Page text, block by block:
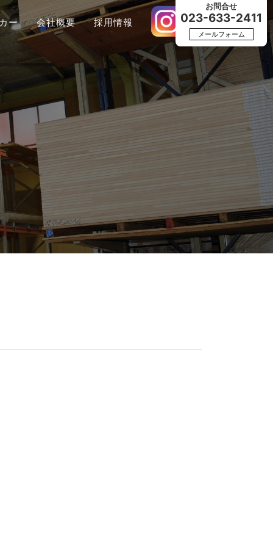
お問合せ
023-633-2411
メールフォーム
ー 会社概要 採用情報